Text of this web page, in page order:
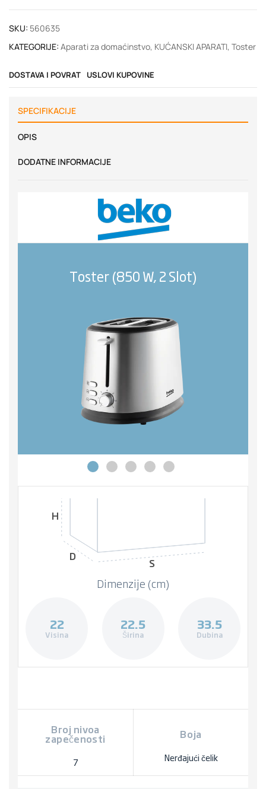
SKU: 560635
KATEGORIJE: Aparati za domaćinstvo, KUĆANSKI APARATI, Toster
DOSTAVA I POVRAT USLOVI KUPOVINE
SPECIFIKACIJE
OPIS
DODATNE INFORMACIJE
Toster (850 W, 2 Slot)
H
D
S
Dimenzije (cm)
22
Visina
22.5
Širina
33.5
Dubina
Broj nivoa
zapečenosti
7
Boja
Nerđajući čelik